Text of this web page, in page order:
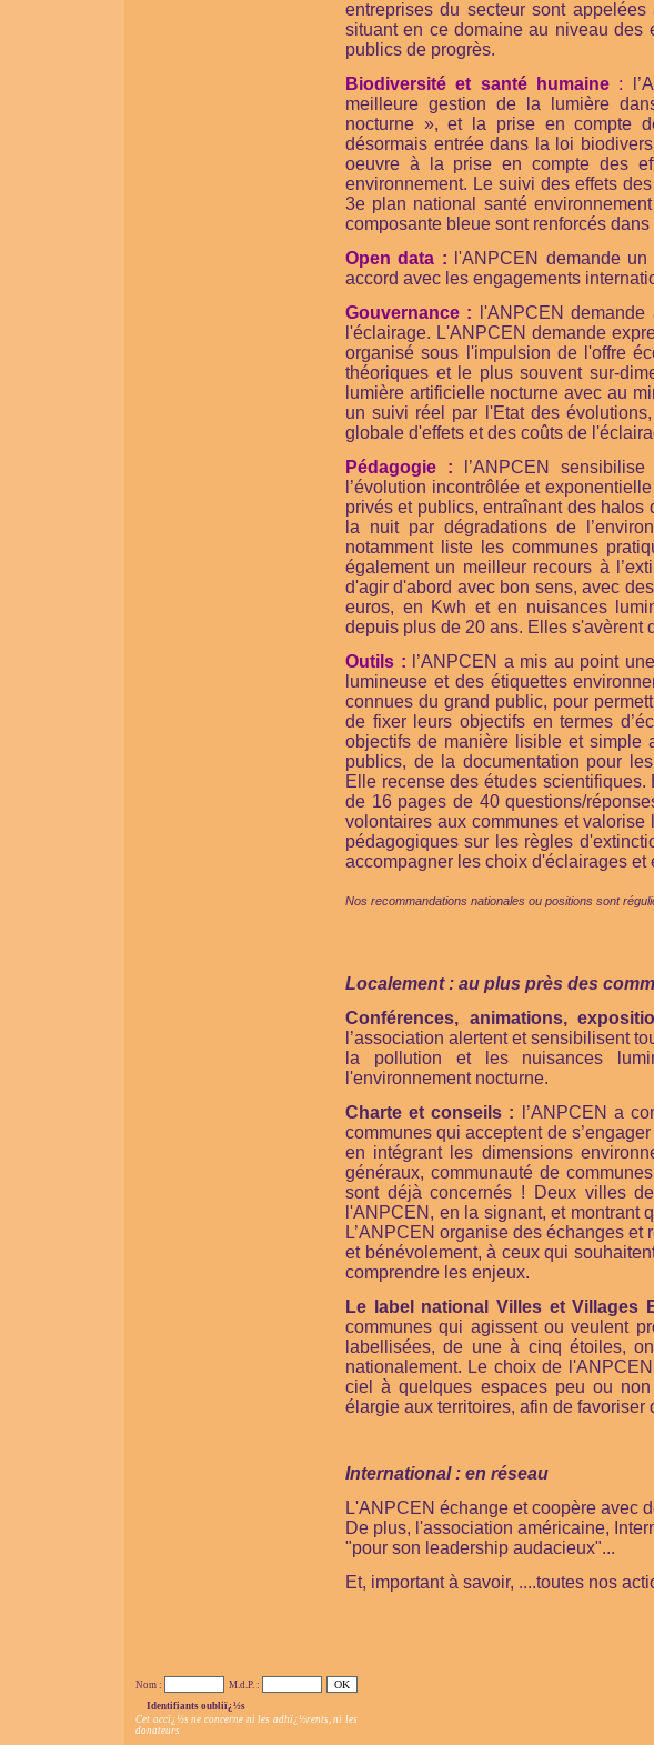
entreprises du secteur sont
situant en ce domaine au niveau des
publics de progrès.
Biodiversité et santé humaine :
meilleure gestion de la lumière
nocturne », et la prise en compte
désormais entrée dans la loi
oeuvre à la prise en compte des
environnement. Le suivi des effets
3e plan national santé
composante bleue sont renforcés dans
Open data : l'ANPCEN demande
accord avec les engagements
Gouvernance :
l'ANPCEN
l'éclairage. L'ANPCEN demande
organisé sous l'impulsion de l'offre
théoriques et le plus souvent sur-
lumière artificielle nocturne avec au
un suivi réel par l'Etat des
globale d'effets et des coûts de
Pédagogie :
l’ANPCEN
l’évolution incontrôlée et
privés et publics, entraînant des
la nuit par dégradations de
notamment liste les communes
également un meilleur recours à
d'agir d'abord avec bon sens, avec
euros, en Kwh et en nuisances
depuis plus de 20 ans. Elles s'avèrent
Outils :
l’ANPCEN a mis au point
lumineuse et des étiquettes
connues du grand public, pour
de fixer leurs objectifs en termes
objectifs de manière lisible et simple
publics, de la documentation pour
Elle recense des études
de 16 pages de 40 questions/
volontaires aux communes et
pédagogiques sur les règles
accompagner les choix d'éclairages
Nos recommandations nationales ou positions sont
Localement : au plus près des
Conférences, animations,
l’association alertent et sensibilisent
la pollution et les nuisances
l'environnement nocturne.
Charte et conseils : l’ANPCEN a
communes qui acceptent de
en intégrant les dimensions
généraux, communauté de
sont déjà concernés ! Deux villes
l'ANPCEN, en la signant, et montrant
L’ANPCEN organise des échanges
et bénévolement, à ceux qui
comprendre les enjeux.
Le label national Villes et Villages
communes qui agissent ou veulent
labellisées, de une à cinq étoiles,
nationalement. Le choix de
ciel à quelques espaces peu ou
élargie aux territoires, afin de
International : en réseau
L'ANPCEN échange et coopère avec
De plus, l'association américaine,
"pour son leadership audacieux"...
Et, important à savoir, ....toutes nos
Nom :
M.d.P. :
Identifiants oubliï¿½s
Cet accï¿½s ne concerne ni les adhï¿½rents, ni les
donateurs